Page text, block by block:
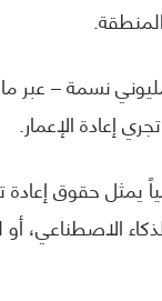
نسمة – عبر
إعادة الإعمار.
يمثل حقوق إعادة
الاصطناعي، أو